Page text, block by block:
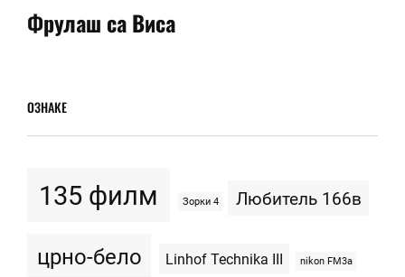
Фрулаш са Виса
ОЗНАКЕ
135 филм Зорки 4 Любитель 166в
црно-бело Linhof Technika III nikon FM3a